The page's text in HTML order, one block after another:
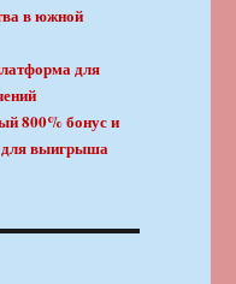
в южной
для
800% бонус и
для выигрыша